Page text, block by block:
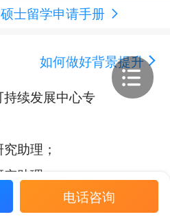
士留学申请手册
如何做好背景提升
续发展中心专
助理；
助理；
电话咨询